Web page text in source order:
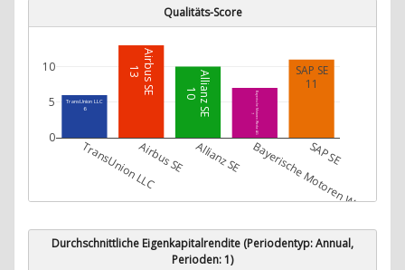
Qualitäts-Score
TransUnion LLC
6
Airbus SE
13 Allianz SE
10 Bayerische Motoren Werke AG
SAP SE
11
TransUnion LLCAirbus SE Allianz SE Bayerische Motoren Werke AG
SAP SE
0
5
10
Durchschnittliche Eigenkapitalrendite (Periodentyp: Annual,
Perioden: 1)